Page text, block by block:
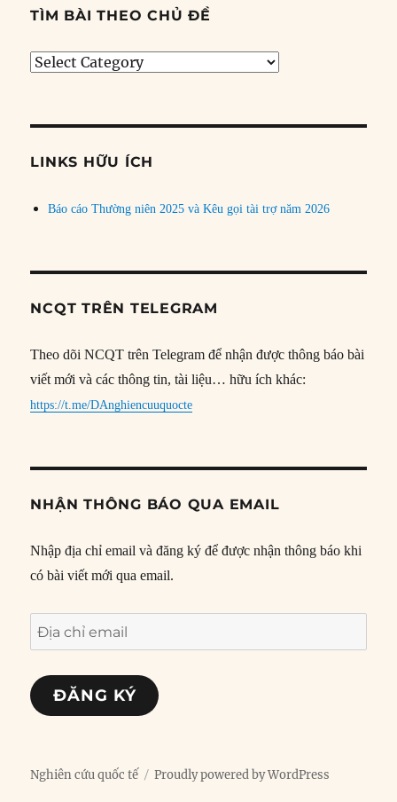
TÌM BÀI THEO CHỦ ĐỀ
Tìm
đề
LINKS HỮU ÍCH
Báo cáo Thường niên 2025 và Kêu gọi tài trợ năm 2026
NCQT TRÊN TELEGRAM
Theo dõi NCQT trên Telegram để nhận được thông báo bài
viết mới và các thông tin, tài liệu… hữu ích khác:
https://t.me/DAnghiencuuquocte
NHẬN THÔNG BÁO QUA EMAIL
Nhập địa chỉ email và đăng ký để được nhận thông báo khi
có bài viết mới qua email.
Địa
chỉ
email
ĐĂNG KÝ
Nghiên cứu quốc tế Proudly powered by WordPress